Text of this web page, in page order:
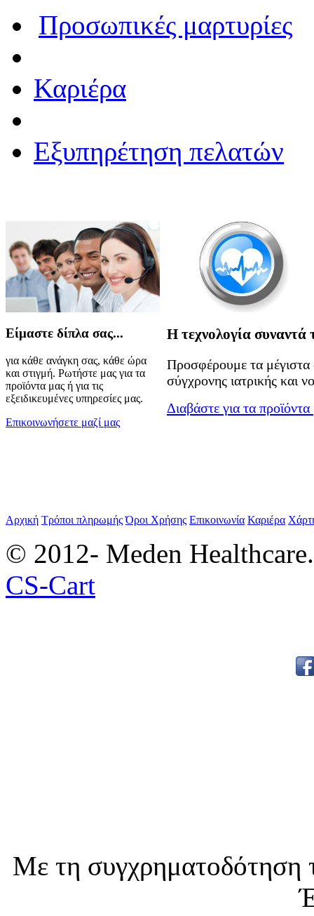
Προσωπικές μαρτυρίες
Καριέρα
Εξυπηρέτηση πελατών
Είμαστε δίπλα σας...
για κάθε ανάγκη σας, κάθε ώρα
και στιγμή. Ρωτήστε μας για τα
προϊόντα μας ή για τις
εξειδικευμένες υπηρεσίες μας.
Επικοινωνήσετε μαζί μας
Η τεχνολογία συναντά
Προσφέρουμε τα
σύγχρονης ιατρικής και
Διαβάστε για τα
Αρχική Τρόποι πληρωμής Όροι Χρήσης Επικοινωνία Καριέρα
© 2012- Meden
CS-Cart
Με τη συγχρηματοδότηση